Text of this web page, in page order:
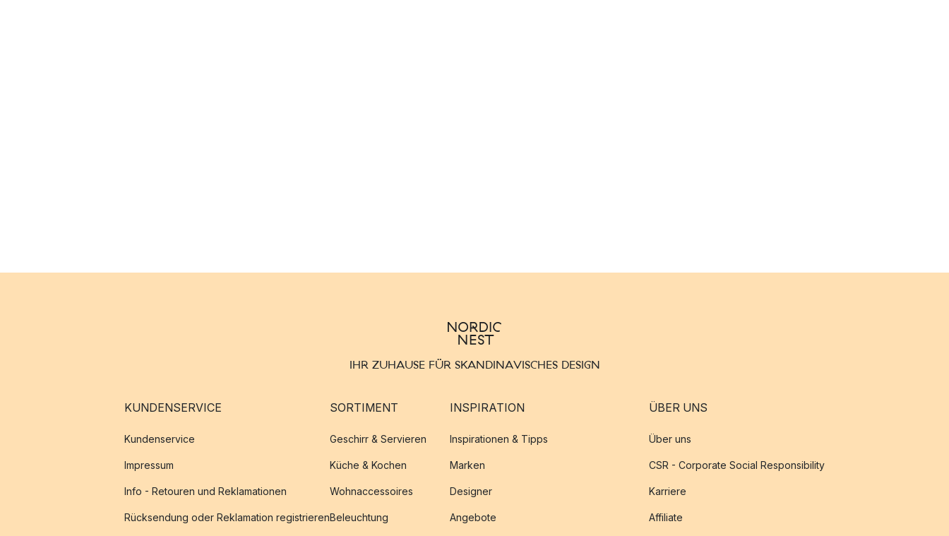
IHR ZUHAUSE FÜR SKANDINAVISCHES DESIGN
KUNDENSERVICE
Kundenservice
Impressum
Info - Retouren und Reklamationen
Rücksendung oder Reklamation registrieren
SORTIMENT
Geschirr & Servieren
Küche & Kochen
Wohnaccessoires
Beleuchtung
INSPIRATION
Inspirationen & Tipps
Marken
Designer
Angebote
ÜBER UNS
Über uns
CSR - Corporate Social Responsibility
Karriere
Affiliate